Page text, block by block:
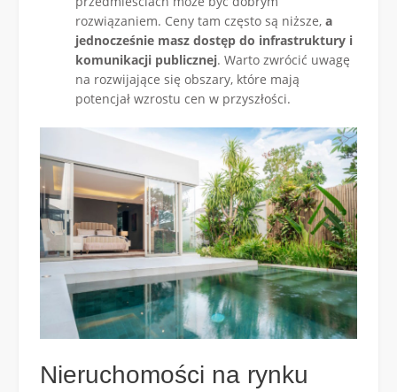
rozwiązaniem. Ceny tam często są niższe, a
jednocześnie masz dostęp do infrastruktury i
komunikacji publicznej. Warto zwrócić uwagę
na rozwijające się obszary, które mają
potencjał wzrostu cen w przyszłości.
Nieruchomości na rynku